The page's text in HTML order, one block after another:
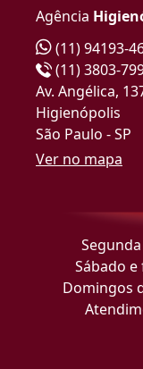
Agência
(11) 94193-
(11) 3803-
Av. Angélica,
Higienópolis
São Paulo - SP
Ver no mapa
Sábado
Domingos